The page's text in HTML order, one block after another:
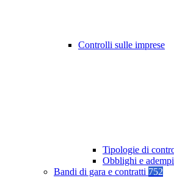
Controlli sulle imprese
Tipologie di
Obblighi e
Bandi di gara e contratti 752